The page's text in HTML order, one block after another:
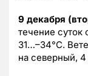
9 декабря
течение суток
31…–34°C.
на северный,